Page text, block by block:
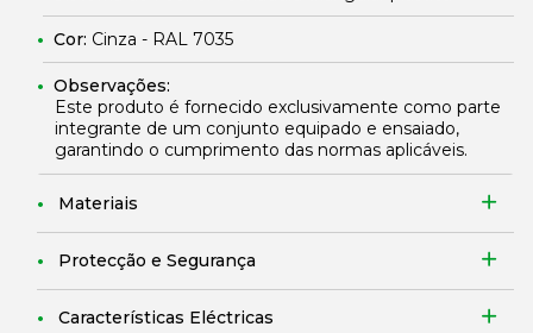
Cor: Cinza - RAL 7035
Observações:
Este produto é fornecido exclusivamente como parte
integrante de um conjunto equipado e ensaiado,
garantindo o cumprimento das normas aplicáveis.
Materiais
Protecção e Segurança
Características Eléctricas